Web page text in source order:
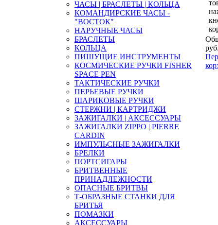
ЧАСЫ | БРАСЛЕТЫ | КОЛЬЦА
КОМАНДИРСКИЕ ЧАСЫ -
"ВОСТОК"
НАРУЧНЫЕ ЧАСЫ
БРАСЛЕТЫ
КОЛЬЦА
ПИШУЩИЕ ИНСТРУМЕНТЫ
КОСМИЧЕСКИЕ РУЧКИ FISHER
SPACE PEN
ТАКТИЧЕСКИЕ РУЧКИ
ПЕРЬЕВЫЕ РУЧКИ
ШАРИКОВЫЕ РУЧКИ
СТЕРЖНИ | КАРТРИДЖИ
ЗАЖИГАЛКИ | АКСЕССУАРЫ
ЗАЖИГАЛКИ ZIPPO | PIERRE
CARDIN
ИМПУЛЬСНЫЕ ЗАЖИГАЛКИ
БРЕЛКИ
ПОРТСИГАРЫ
БРИТВЕННЫЕ
ПРИНАДЛЕЖНОСТИ
ОПАСНЫЕ БРИТВЫ
Т-ОБРАЗНЫЕ СТАНКИ ДЛЯ
БРИТЬЯ
ПОМАЗКИ
АКСЕССУАРЫ